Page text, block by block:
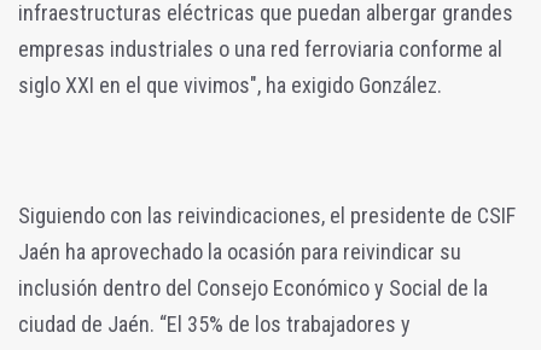
infraestructuras eléctricas que puedan albergar grandes
empresas industriales o una red ferroviaria conforme al
siglo XXI en el que vivimos", ha exigido González.
Siguiendo con las reivindicaciones, el presidente de CSIF
Jaén ha aprovechado la ocasión para reivindicar su
inclusión dentro del Consejo Económico y Social de la
ciudad de Jaén. “El 35% de los trabajadores y